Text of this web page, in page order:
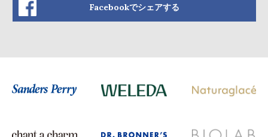
Facebookでシェアする